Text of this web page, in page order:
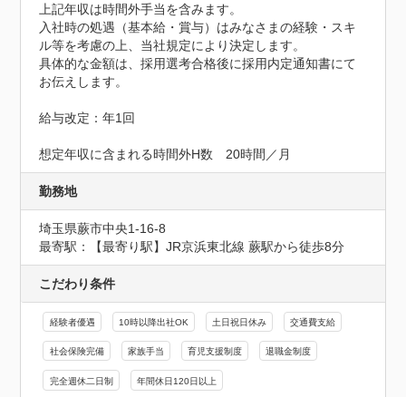
上記年収は時間外手当を含みます。
入社時の処遇（基本給・賞与）はみなさまの経験・スキ
ル等を考慮の上、当社規定により決定します。
具体的な金額は、採用選考合格後に採用内定通知書にて
お伝えします。
給与改定：年1回
想定年収に含まれる時間外H数　20時間／月
勤務地
埼玉県蕨市中央1-16-8
最寄駅：【最寄り駅】JR京浜東北線 蕨駅から徒歩8分
こだわり条件
経験者優遇 10時以降出社OK 土日祝日休み 交通費支給
社会保険完備 家族手当 育児支援制度 退職金制度
完全週休二日制 年間休日120日以上